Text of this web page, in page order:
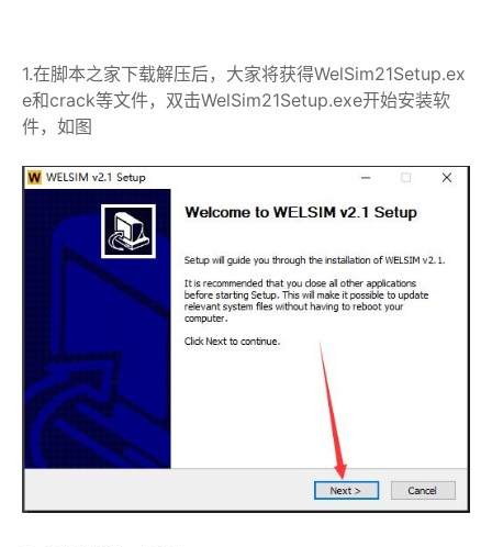
1.在脚本之家下载解压后，大家将获得WelSim21Setup.ex
e和crack等文件，双击WelSim21Setup.exe开始安装软
件，如图